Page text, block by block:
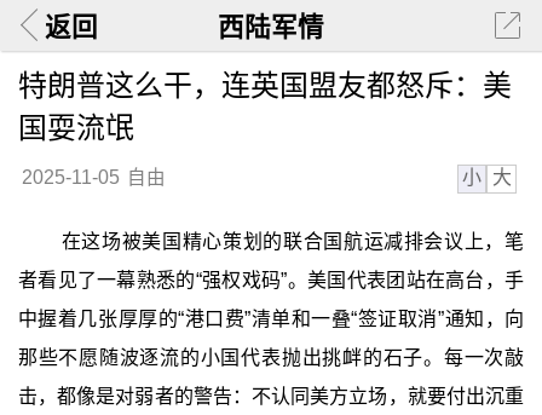
返回 西陆军情
特朗普这么干，连英国盟友都怒斥：美
国耍流氓
2025-11-05 自由 小 大
在这场被美国精心策划的联合国航运减排会议上，笔
者看见了一幕熟悉的“强权戏码”。美国代表团站在高台，手
中握着几张厚厚的“港口费”清单和一叠“签证取消”通知，向
那些不愿随波逐流的小国代表抛出挑衅的石子。每一次敲
击，都像是对弱者的警告：不认同美方立场，就要付出沉重